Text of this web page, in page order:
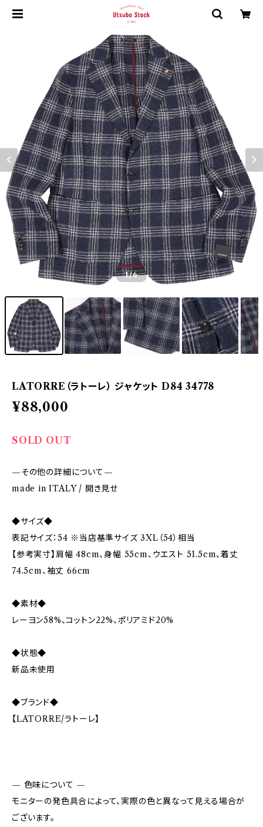
1/6
LATORRE（ラトーレ） ジャケット D84 34778
¥88,000
SOLD OUT
—その他の詳細について—
made in ITALY / 開き見せ
◆サイズ◆
表記サイズ：54 ※当店基準サイズ 3XL（54）相当
【参考実寸】肩幅 48cm、身幅 55cm、ウエスト 51.5cm、着丈
74.5cm、袖丈 66cm
◆素材◆
レーヨン58%、コットン22%、ポリアミド20%
◆状態◆
新品未使用
◆ブランド◆
【LATORRE/ラトーレ】
— 色味について —
モニターの発色具合によって、実際の色と異なって見える場合が
ございます。